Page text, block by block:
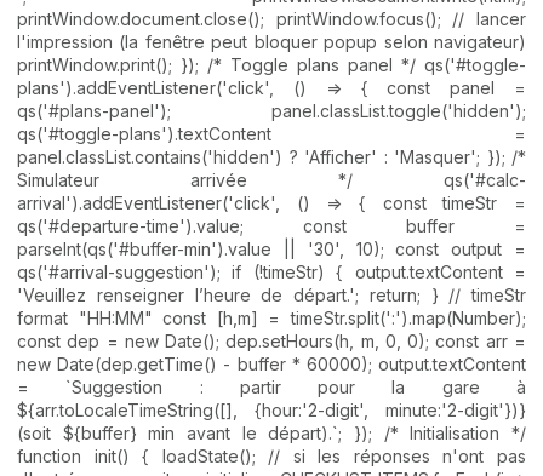
printWindow.document.close(); printWindow.focus(); // lancer
l'impression (la fenêtre peut bloquer popup selon navigateur)
printWindow.print(); }); /* Toggle plans panel */ qs('#toggle-
plans').addEventListener('click', () => { const panel =
qs('#plans-panel'); panel.classList.toggle('hidden');
qs('#toggle-plans').textContent =
panel.classList.contains('hidden') ? 'Afficher' : 'Masquer'; }); /*
Simulateur arrivée */ qs('#calc-
arrival').addEventListener('click', () => { const timeStr =
qs('#departure-time').value; const buffer =
parseInt(qs('#buffer-min').value || '30', 10); const output =
qs('#arrival-suggestion'); if (!timeStr) { output.textContent =
'Veuillez renseigner l’heure de départ.'; return; } // timeStr
format "HH:MM" const [h,m] = timeStr.split(':').map(Number);
const dep = new Date(); dep.setHours(h, m, 0, 0); const arr =
new Date(dep.getTime() - buffer * 60000); output.textContent
= `Suggestion : partir pour la gare à
${arr.toLocaleTimeString([], {hour:'2-digit', minute:'2-digit'})}
(soit ${buffer} min avant le départ).`; }); /* Initialisation */
function init() { loadState(); // si les réponses n'ont pas